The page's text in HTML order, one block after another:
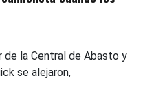
de la Central de Abasto y
se alejaron,